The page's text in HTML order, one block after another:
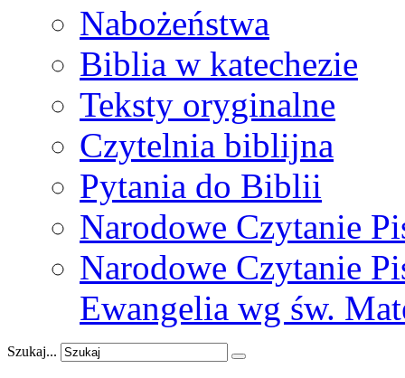
Nabożeństwa
Biblia w katechezie
Teksty oryginalne
Czytelnia biblijna
Pytania do Biblii
Narodowe Czytanie
Narodowe Czytanie
Ewangelia wg św.
Szukaj...